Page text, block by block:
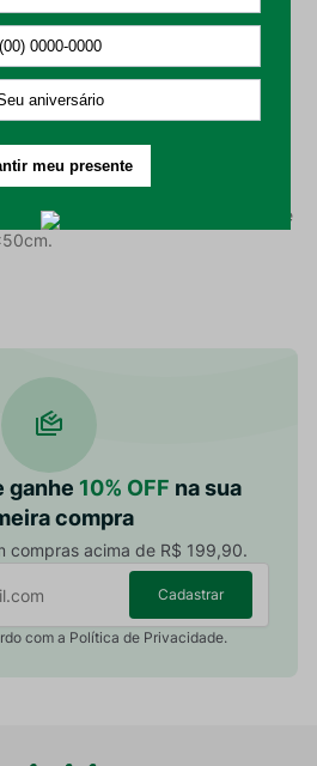
com temperatura máxima de
seco;
de 150°C.
1 (um) sobre lençol com
com elástico com 158x198x35cm e
ganhe 10% OFF na sua
compra
compras acima de R$ 199,90.
Cadastrar
com a Política de Privacidade.